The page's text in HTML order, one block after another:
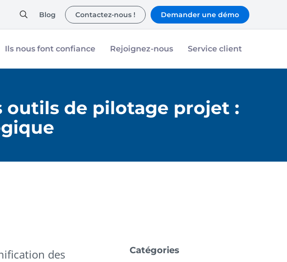
Blog Contactez-nous ! Demander une démo
Ils nous font confiance Rejoignez-nous Service client
outils de pilotage projet :
des
Catégories